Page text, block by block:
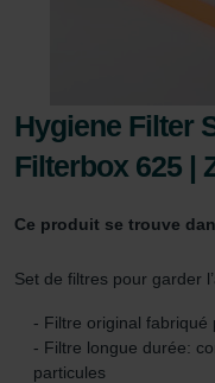
Hygiene Filter
Filterbox 625 |
Ce produit se trouve
Set de filtres pour garder
- Filtre original fabriqué
- Filtre longue durée:
particules